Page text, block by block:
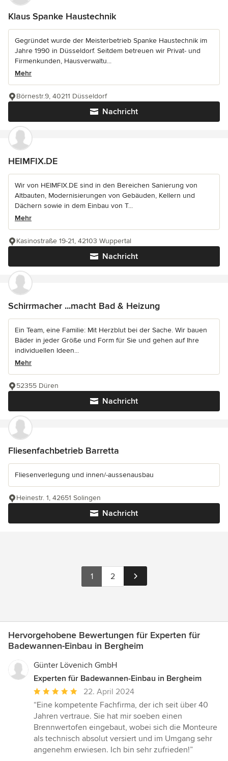
Klaus Spanke Haustechnik
Gegründet wurde der Meisterbetrieb Spanke Haustechnik im
Jahre 1990 in Düsseldorf. Seitdem betreuen wir Privat- und
Firmenkunden, Hausverwaltu...
Mehr
Nachricht
Börnestr.9, 40211 Düsseldorf
HEIMFIX.DE
Wir von HEIMFIX.DE sind in den Bereichen Sanierung von
Altbauten, Modernisierungen von Gebäuden, Kellern und
Dächern sowie in dem Einbau von T...
Mehr
Nachricht
Kasinostraße 19-21, 42103 Wuppertal
Schirrmacher ...macht Bad & Heizung
Ein Team, eine Familie: Mit Herzblut bei der Sache. Wir bauen
Bäder in jeder Größe und Form für Sie und gehen auf Ihre
individuellen Ideen...
Mehr
Nachricht
52355 Düren
Fliesenfachbetrieb Barretta
Fliesenverlegung und innen/-aussenausbau
Nachricht
Heinestr. 1, 42651 Solingen
1 2
Hervorgehobene Bewertungen für Experten für
Badewannen-Einbau in Bergheim
Günter Lövenich GmbH
Experten für Badewannen-Einbau in Bergheim
Durchschnittliche
Bewertung:
5
von
5
Sternen
22. April 2024
“Eine kompetente Fachfirma, der ich seit über 40
Jahren vertraue. Sie hat mir soeben einen
Brennwertofen eingebaut, wobei sich die Monteure
als technisch absolut versiert und im Umgang sehr
angenehm erwiesen. Ich bin sehr zufrieden!”